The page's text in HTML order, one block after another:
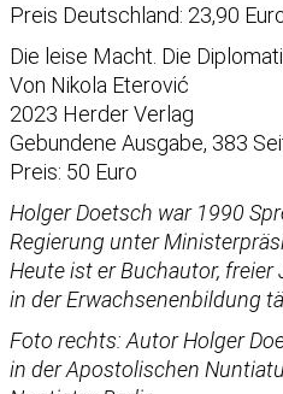
Preis Deutschland: 23,90
Die leise Macht. Die
Von Nikola Eterović
2023 Herder Verlag
Gebundene Ausgabe, 383
Preis: 50 Euro
Holger Doetsch war 1990
Regierung unter
Heute ist er Buchautor,
in der Erwachsenenbildung
Foto rechts: Autor Holger
in der Apostolischen